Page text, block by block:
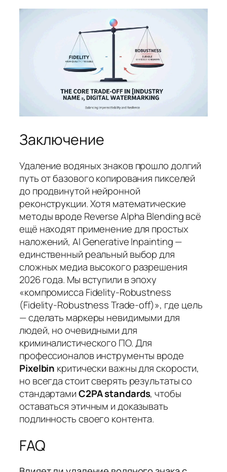
Заключение
Удаление водяных знаков прошло долгий
путь от базового копирования пикселей
до продвинутой нейронной
реконструкции. Хотя математические
методы вроде Reverse Alpha Blending всё
ещё находят применение для простых
наложений, AI Generative Inpainting —
единственный реальный выбор для
сложных медиа высокого разрешения
2026 года. Мы вступили в эпоху
«компромисса Fidelity-Robustness
(Fidelity-Robustness Trade-off)», где цель
— сделать маркеры невидимыми для
людей, но очевидными для
криминалистического ПО. Для
профессионалов инструменты вроде
Pixelbin критически важны для скорости,
но всегда стоит сверять результаты со
стандартамиC2PA standards, чтобы
оставаться этичным и доказывать
подлинность своего контента.
FAQ